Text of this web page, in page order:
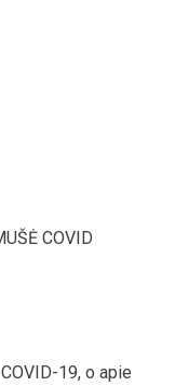
COVID
19, o apie